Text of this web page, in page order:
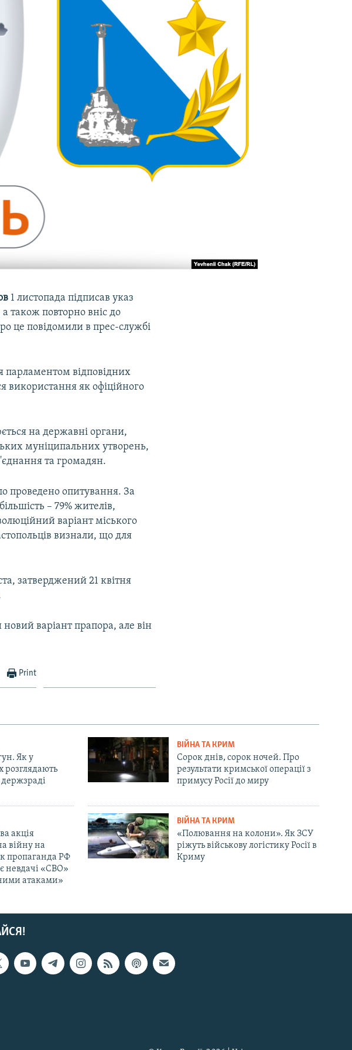
1 листопада підписав указ
також повторно вніс до
це повідомили в прес-службі
парламентом відповідних
використання як офіційного
на державні органи,
муніципальних утворень,
та громадян.
проведено опитування. За
– 79% жителів,
варіант міського
визнали, що для
затверджений 21 квітня
новий варіант прапора, але він
Print
Як у
розглядають
ВІЙНА ТА КРИМ
Сорок днів, сорок ночей. Про
результати кримської операції з
примусу Росії до миру
акція
війну на
пропаганда РФ
невдачі «СВО»
атаками»
ВІЙНА ТА КРИМ
«Полювання на колони». Як ЗСУ
ріжуть військову логістику Росії в
Криму